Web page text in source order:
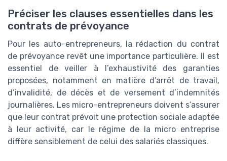
Préciser les clauses essentielles dans les
contrats de prévoyance
Pour les auto-entrepreneurs, la rédaction du contrat
de prévoyance revêt une importance particulière. Il est
essentiel de veiller à l’exhaustivité des garanties
proposées, notamment en matière d’arrêt de travail,
d’invalidité, de décès et de versement d’indemnités
journalières. Les micro-entrepreneurs doivent s’assurer
que leur contrat prévoit une protection sociale adaptée
à leur activité, car le régime de la micro entreprise
diffère sensiblement de celui des salariés classiques.